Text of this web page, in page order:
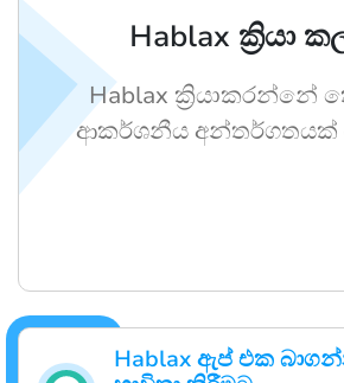
Hablax ඇප් එක
Hablax ක්‍රියා
Hablax ක්‍රියාකරන්නේ
ආකර්ශනීය අන්තර්ගතයක්